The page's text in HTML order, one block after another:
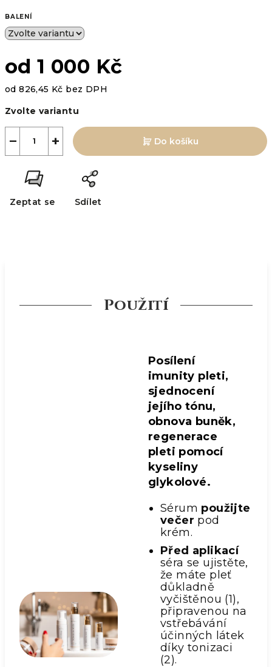
BALENÍ
od1 000 Kč
od826,45 Kč bez DPH
cena:
Zvolte variantu
+
− Do košíku
Zeptat se Sdílet
Použití
Posílení
imunity pleti,
sjednocení
jejího tónu,
obnova buněk,
regenerace
pleti pomocí
kyseliny
glykolové.
Sérum použijte
večer pod
krém.
Před aplikací
séra se ujistěte,
že máte pleť
důkladně
vyčištěnou (1),
připravenou na
vstřebávání
účinných látek
díky tonizaci
(2).